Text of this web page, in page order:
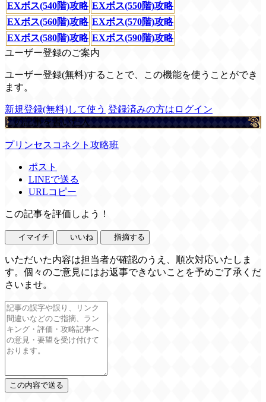
EXボス(540階)攻略 EXボス(550階)攻略
EXボス(560階)攻略 EXボス(570階)攻略
EXボス(580階)攻略 EXボス(590階)攻略
ユーザー登録のご案内
ユーザー登録(無料)することで、この機能を使うことができ
ます。
新規登録(無料)して使う 登録済みの方はログイン
この記事を書いた人
プリンセスコネクト攻略班
ポスト
LINEで送る
URLコピー
この記事を評価しよう！
イマイチ いいね 指摘する
いただいた内容は担当者が確認のうえ、順次対応いたしま
す。個々のご意見にはお返事できないことを予めご了承くだ
さいませ。